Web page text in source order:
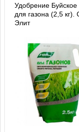
Удобрение
для газона (2,5 кг).
Элит